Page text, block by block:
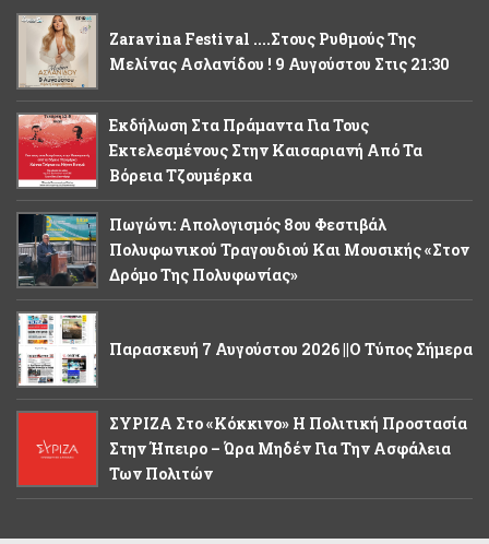
Zaravina Festival ....στους Ρυθμούς Της
Μελίνας Ασλανίδου ! 9 Αυγούστου Στις 21:30
Εκδήλωση Στα Πράμαντα Για Τους
Εκτελεσμένους Στην Καισαριανή Από Τα
Βόρεια Τζουμέρκα
Πωγώνι: Απολογισμός 8ου Φεστιβάλ
Πολυφωνικού Τραγουδιού Και Μουσικής «Στον
Δρόμο Της Πολυφωνίας»
Παρασκευή 7 Αυγούστου 2026 ||Ο Τύπος Σήμερα
ΣΥΡΙΖΑ Στο «κόκκινο» Η Πολιτική Προστασία
Στην Ήπειρο – Ώρα Μηδέν Για Την Ασφάλεια
Των Πολιτών